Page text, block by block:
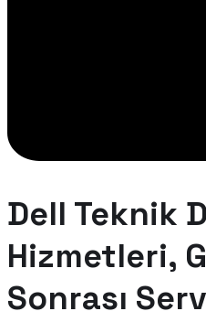
Dell Teknik
Hizmetleri,
Sonrası